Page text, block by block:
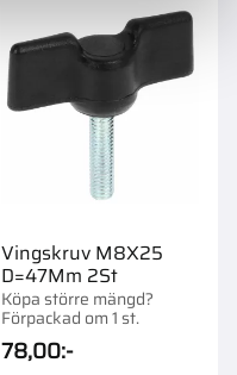
Vingskruv M8X25
D=47Mm 2St
Köpa större mängd?
Förpackad om 1 st.
78,00:-